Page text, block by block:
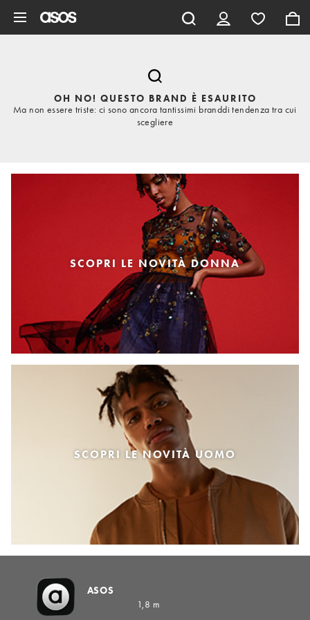
OH NO! QUESTO BRAND È ESAURITO
Ma non essere triste: ci sono ancora tantissimi branddi tendenza tra cui
scegliere
SCOPRI LE NOVITÀ DONNA
SCOPRI LE NOVITÀ UOMO
ASOS
1,8 m